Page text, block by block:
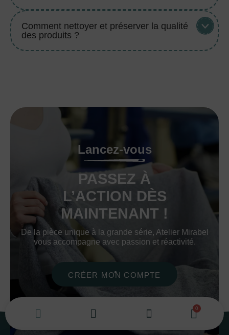
Comment nettoyer et préserver la qualité
des produits ?
Lancez-vous
PASSEZ À
L’ACTION DÈS
MAINTENANT !
De la pièce unique à la grande série, Atelier Mirabel
vous accompagne avec passion et réactivité.
CRÉER MON COMPTE
DEMANDER UN DEVIS